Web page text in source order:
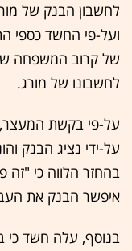
לחשבון הבנק של
ועל-פי החשד כספי
של קרוב המשפחה
לחשבונו של מורג.
על-פי בקשת
על-ידי נציג הבנק
בהחזר הלווה כי
איפשר הבנק את